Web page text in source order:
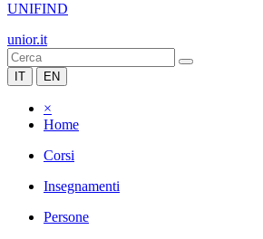
UNIFIND
unior.it
IT EN
×
Home
Corsi
Insegnamenti
Persone